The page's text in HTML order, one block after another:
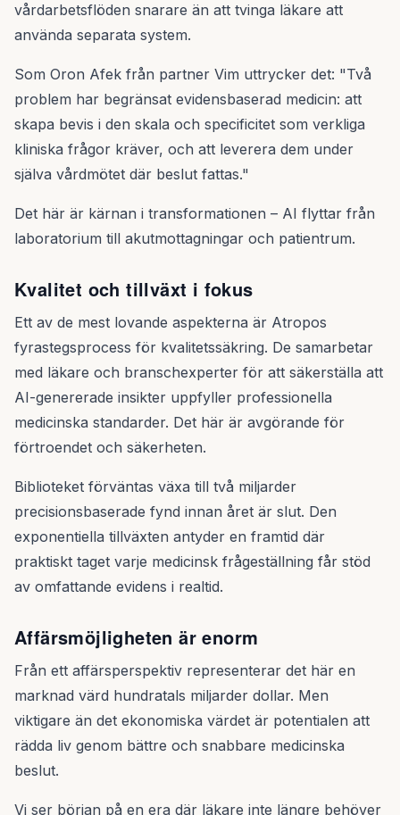
vårdarbetsflöden snarare än att tvinga läkare att
använda separata system.
Som Oron Afek från partner Vim uttrycker det: "Två
problem har begränsat evidensbaserad medicin: att
skapa bevis i den skala och specificitet som verkliga
kliniska frågor kräver, och att leverera dem under
själva vårdmötet där beslut fattas."
Det här är kärnan i transformationen – AI flyttar från
laboratorium till akutmottagningar och patientrum.
Kvalitet och tillväxt i fokus
Ett av de mest lovande aspekterna är Atropos
fyrastegsprocess för kvalitetssäkring. De samarbetar
med läkare och branschexperter för att säkerställa att
AI-genererade insikter uppfyller professionella
medicinska standarder. Det här är avgörande för
förtroendet och säkerheten.
Biblioteket förväntas växa till två miljarder
precisionsbaserade fynd innan året är slut. Den
exponentiella tillväxten antyder en framtid där
praktiskt taget varje medicinsk frågeställning får stöd
av omfattande evidens i realtid.
Affärsmöjligheten är enorm
Från ett affärsperspektiv representerar det här en
marknad värd hundratals miljarder dollar. Men
viktigare än det ekonomiska värdet är potentialen att
rädda liv genom bättre och snabbare medicinska
beslut.
Vi ser början på en era där läkare inte längre behöver